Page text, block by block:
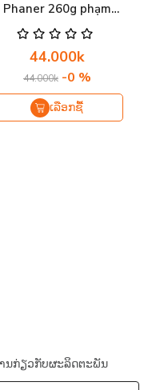
Phaner 260g phạm
nguyên
44.000k
44.000k -0 %
ເລືອກຊື້
ນກ່ຽວກັບຜະລິດຕະພັນ